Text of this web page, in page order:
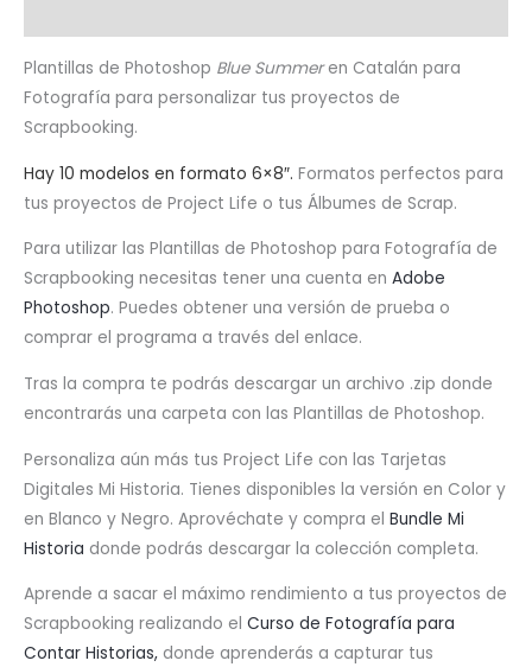
Plantillas de Photoshop Blue Summeren Catalán para
Fotografía para personalizar tus proyectos de
Scrapbooking.
Hay 10 modelos en formato 6×8″. Formatos perfectos para
tus proyectos de Project Life o tus Álbumes de Scrap.
Para utilizar las Plantillas de Photoshop para Fotografía de
Scrapbooking necesitas tener una cuenta en Adobe
Photoshop. Puedes obtener una versión de prueba o
comprar el programa a través del enlace.
Tras la compra te podrás descargar un archivo .zip donde
encontrarás una carpeta con las Plantillas de Photoshop.
Personaliza aún más tus Project Life con las Tarjetas
Digitales Mi Historia. Tienes disponibles la versión en Color y
en Blanco y Negro. Aprovéchate y compra el Bundle Mi
Historia donde podrás descargar la colección completa.
Aprende a sacar el máximo rendimiento a tus proyectos de
Scrapbooking realizando el Curso de Fotografía para
Contar Historias, donde aprenderás a capturar tus